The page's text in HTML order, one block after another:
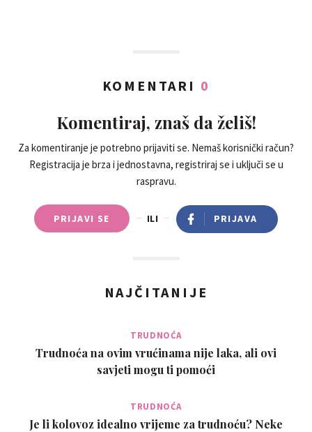
KOMENTARI 0
Komentiraj, znaš da želiš!
Za komentiranje je potrebno prijaviti se. Nemaš korisnički račun?
Registracija je brza i jednostavna, registriraj se i uključi se u
raspravu.
PRIJAVI SE ILI PRIJAVA
NAJČITANIJE
TRUDNOĆA
Trudnoća na ovim vrućinama nije laka, ali ovi
savjeti mogu ti pomoći
TRUDNOĆA
Je li kolovoz idealno vrijeme za trudnoću? Neke